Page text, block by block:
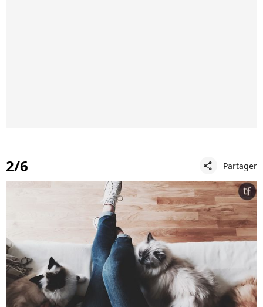
2/6 share Partager